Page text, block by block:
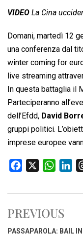
VIDEO La Cina
Domani, martedì 12
una conferenza dal
winter coming for
live streaming
In questa battaglia il
Parteciperanno
dell’Efdd, David
gruppi politici.
imprese europee
c
b
o
W
a
s
A
n
d
PREVIOUS
PASSAPAROLA: BAIL IN